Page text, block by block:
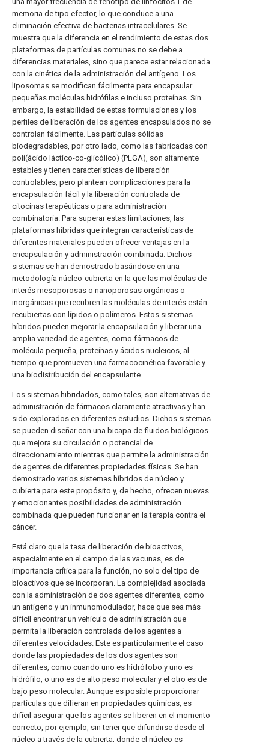
memoria de tipo efector, lo que conduce a una
eliminación efectiva de bacterias intracelulares. Se
muestra que la diferencia en el rendimiento de estas dos
plataformas de partículas comunes no se debe a
diferencias materiales, sino que parece estar relacionada
con la cinética de la administración del antígeno. Los
liposomas se modifican fácilmente para encapsular
pequeñas moléculas hidrófilas e incluso proteínas. Sin
embargo, la estabilidad de estas formulaciones y los
perfiles de liberación de los agentes encapsulados no se
controlan fácilmente. Las partículas sólidas
biodegradables, por otro lado, como las fabricadas con
poli(ácido láctico-co-glicólico) (PLGA), son altamente
estables y tienen características de liberación
controlables, pero plantean complicaciones para la
encapsulación fácil y la liberación controlada de
citocinas terapéuticas o para administración
combinatoria. Para superar estas limitaciones, las
plataformas híbridas que integran características de
diferentes materiales pueden ofrecer ventajas en la
encapsulación y administración combinada. Dichos
sistemas se han demostrado basándose en una
metodología núcleo-cubierta en la que las moléculas de
interés mesoporosas o nanoporosas orgánicas o
inorgánicas que recubren las moléculas de interés están
recubiertas con lípidos o polímeros. Estos sistemas
híbridos pueden mejorar la encapsulación y liberar una
amplia variedad de agentes, como fármacos de
molécula pequeña, proteínas y ácidos nucleicos, al
tiempo que promueven una farmacocinética favorable y
una biodistribución del encapsulante.
Los sistemas hibridados, como tales, son alternativas de
administración de fármacos claramente atractivas y han
sido explorados en diferentes estudios. Dichos sistemas
se pueden diseñar con una bicapa de fluidos biológicos
que mejora su circulación o potencial de
direccionamiento mientras que permite la administración
de agentes de diferentes propiedades físicas. Se han
demostrado varios sistemas híbridos de núcleo y
cubierta para este propósito y, de hecho, ofrecen nuevas
y emocionantes posibilidades de administración
combinada que pueden funcionar en la terapia contra el
cáncer.
Está claro que la tasa de liberación de bioactivos,
especialmente en el campo de las vacunas, es de
importancia crítica para la función, no solo del tipo de
bioactivos que se incorporan. La complejidad asociada
con la administración de dos agentes diferentes, como
un antígeno y un inmunomodulador, hace que sea más
difícil encontrar un vehículo de administración que
permita la liberación controlada de los agentes a
diferentes velocidades. Este es particularmente el caso
donde las propiedades de los dos agentes son
diferentes, como cuando uno es hidrófobo y uno es
hidrófilo, o uno es de alto peso molecular y el otro es de
bajo peso molecular. Aunque es posible proporcionar
partículas que difieran en propiedades químicas, es
difícil asegurar que los agentes se liberen en el momento
correcto, por ejemplo, sin tener que difundirse desde el
núcleo a través de la cubierta, donde el núcleo es